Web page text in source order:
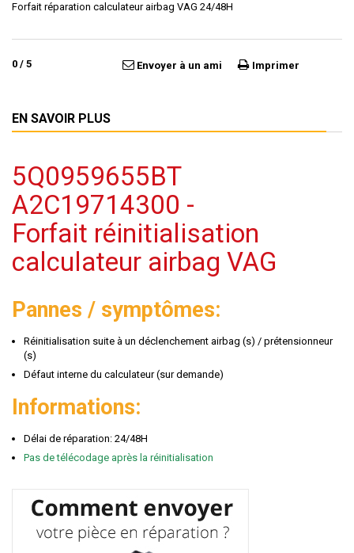
Forfait réparation calculateur airbag VAG 24/48H
0 / 5 Envoyer à un ami Imprimer
EN SAVOIR PLUS
5Q0959655BT
A2C19714300 -
Forfait réinitialisation
calculateur airbag VAG
Pannes / symptômes:
Réinitialisation suite à un déclenchement airbag (s) / prétensionneur
(s)
Défaut interne du calculateur (sur demande)
Informations:
Délai de réparation: 24/48H
Pas de télécodage après la réinitialisation